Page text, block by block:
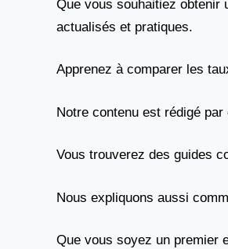
Que vous souhaitiez obtenir
actualisés et pratiques.
Apprenez à comparer les
Notre contenu est rédigé
Vous trouverez des guides
Nous expliquons aussi
Que vous soyez un premier